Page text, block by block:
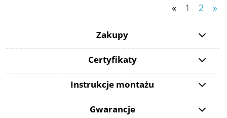
« 1 2 »
Zakupy
Certyfikaty
Instrukcje montażu
Gwarancje